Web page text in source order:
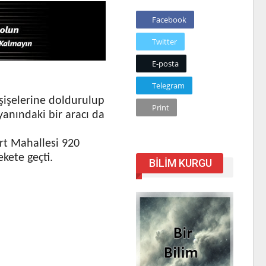
doldurulup
bir aracı da
Mahallesi 920
geçti.
Facebook
Twitter
E-posta
Telegram
Print
BILIM KURGU